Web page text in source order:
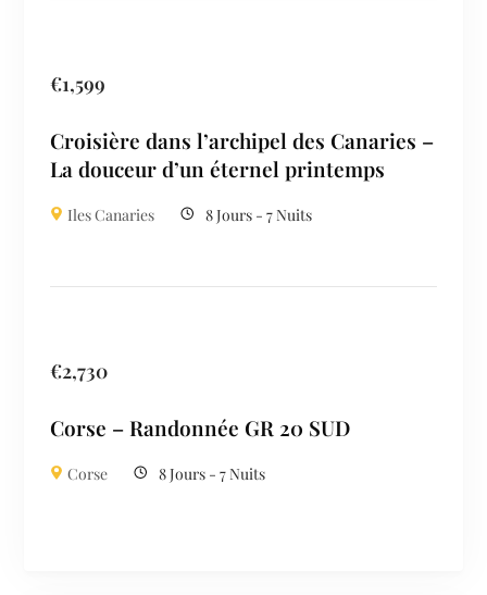
€1,599
Croisière dans l’archipel des Canaries –
La douceur d’un éternel printemps
Iles Canaries 8 Jours - 7 Nuits
€2,730
Corse – Randonnée GR 20 SUD
Corse 8 Jours - 7 Nuits